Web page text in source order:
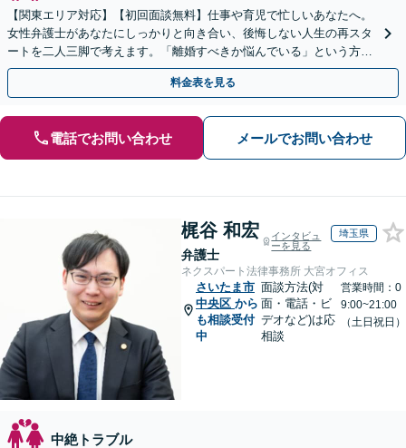
【関東エリア対応】【初回面談無料】仕事や育児で忙しいあなたへ。
女性弁護士があなたにしっかりと向き合い、後悔しない人生の再スタ
ートを二人三脚で考えます。「離婚すべきか悩んでいる」という方も
安心してお話しください【完全個室で対応・子連れ相談可】
料金表を見る
電話でお問い合わせ メールでお問い合わせ
梶谷 和宏
弁護士
インタビュ
ーを見る
埼玉県
ネクスパート法律事務所 大宮オフィス
さいたま市
中央区 から
も相談受付
中
面談方法(対
面・電話・ビ
デオなど)は応
相談
営業時間：0
9:00~21:00
（土日祝日）
中絶トラブル